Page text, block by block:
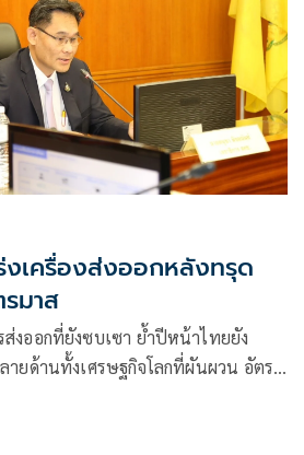
เครื่องส่งออกหลังทรุด
มาส
งออกที่ยังซบเซา ย้ำปีหน้าไทยยัง
ายด้านทั้งเศรษฐกิจโลกที่ผันผวน อัตรา